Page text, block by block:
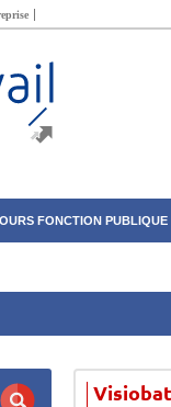
FONCTION PUBLIQUE